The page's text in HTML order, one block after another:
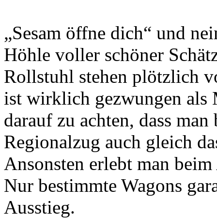
„Sesam öffne dich“ und
Höhle voller schöner
Rollstuhl stehen plötzlich
ist wirklich gezwungen als
darauf zu achten, dass
Regionalzug auch gleich
Ansonsten erlebt man
Nur bestimmte Wagons
Ausstieg.